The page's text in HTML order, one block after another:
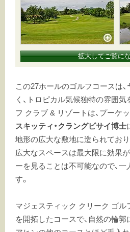
拡大してご覧に
この27ホールのゴルフコースは
く、トロピカル気候独特の雰囲
フ クラブ & リゾートは、プーケ
スキッティ・クラングビサイ博士
地形の広大な敷地に造られてお
広大なスペースは最大限に効果
ーを見ることは不可能なので、
す。
マジェスティック クリーク ゴル
を開拓したコースで、自然の輪